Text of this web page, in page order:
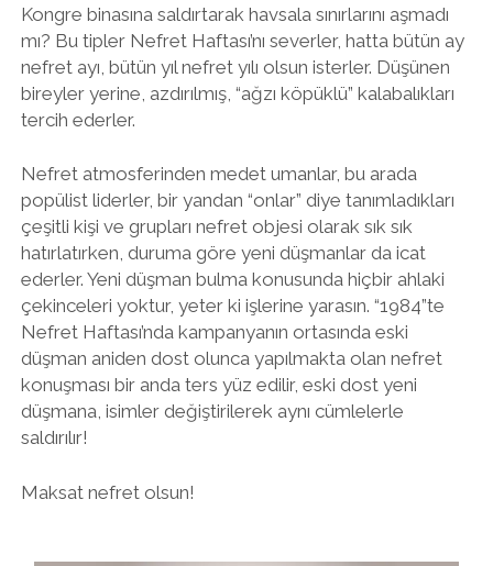
Kongre binasına saldırtarak havsala sınırlarını aşmadı
mı? Bu tipler Nefret Haftası’nı severler, hatta bütün ay
nefret ayı, bütün yıl nefret yılı olsun isterler. Düşünen
bireyler yerine, azdırılmış, “ağzı köpüklü” kalabalıkları
tercih ederler.
Nefret atmosferinden medet umanlar, bu arada
popülist liderler, bir yandan “onlar” diye tanımladıkları
çeşitli kişi ve grupları nefret objesi olarak sık sık
hatırlatırken, duruma göre yeni düşmanlar da icat
ederler. Yeni düşman bulma konusunda hiçbir ahlaki
çekinceleri yoktur, yeter ki işlerine yarasın. “1984”te
Nefret Haftası’nda kampanyanın ortasında eski
düşman aniden dost olunca yapılmakta olan nefret
konuşması bir anda ters yüz edilir, eski dost yeni
düşmana, isimler değiştirilerek aynı cümlelerle
saldırılır!
Maksat nefret olsun!